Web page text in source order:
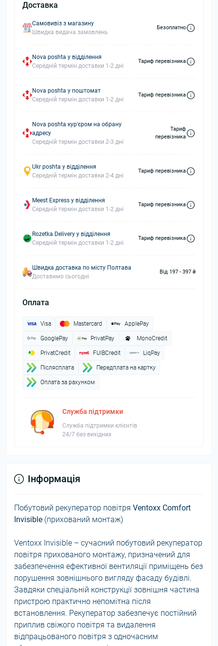
Доставка
Самовивіз з магазину
Швидка видача замовлень
Безоплатно
Nova poshta у відділення
Середній термін доставки 1-2 дні
Тариф перевізника
Nova poshta у поштомат
Середній термін доставки 1-2 дні
Тариф перевізника
Nova poshta кур'єром на обрану
адресу
Середній термін доставки 2-3 дні
Тариф
перевізника
Ukr poshta у відділення
Середній термін доставки 2-4 дні
Тариф перевізника
Meest Express у відділення
Середній термін доставки 1-2 дні
Тариф перевізника
Rozetka Delivery у відділення
Середній термін доставки 1-2 дні
Тариф перевізника
Швидка доставка по місту Полтава
Доставимо сьогодні
Від 197 - 397 ₴
Оплата
Visa Mastercard ApplePay
GooglePay PrivatPay MonoCredit
PrivatCredit FUIBCredit LiqPay
Пiслясплата Передплата на картку
Оплата за рахунком
Служба підтримки
Служба підтримки клієнтів
24/7 без вихідних
Інформація
Побутовий рекуператор повітря Ventoxx Comfort
Invisible (прихований монтаж)
Ventoxx Invisible – сучасний побутовий рекуператор
повітря прихованого монтажу, призначений для
забезпечення ефективної вентиляції приміщень без
порушення зовнішнього вигляду фасаду будівлі.
Завдяки спеціальній конструкції зовнішня частина
пристрою практично непомітна після
встановлення. Рекуператор забезпечує постійний
приплив свіжого повітря та видалення
відпрацьованого повітря з одночасним